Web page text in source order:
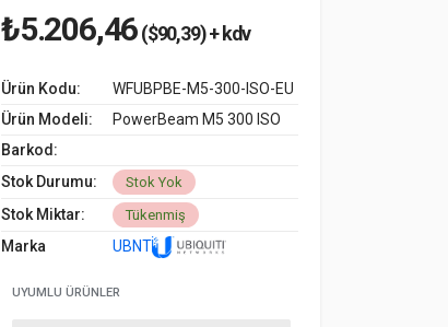
₺5.206,46($90,39) + kdv
Ürün Kodu:
WFUBPBE-M5-300-ISO-EU
Ürün Modeli:
PowerBeam M5 300 ISO
Barkod:
Stok Durumu:
Stok Yok
Stok Miktar: Tükenmiş
Marka UBNT
UYUMLU ÜRÜNLER